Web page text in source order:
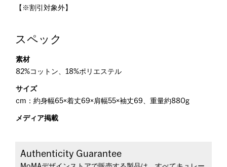
【※割引対象外】
スペック
素材
82%コットン、18%ポリエステル
サイズ
cm：約身幅65×着丈69×肩幅55×袖丈69、重量約880g
メディア掲載
Authenticity Guarantee